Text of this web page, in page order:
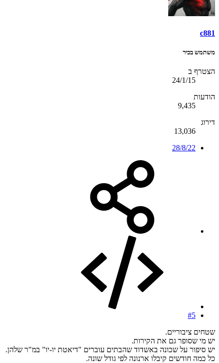
c881
משתמש בכיר
הצטרף ב
24/1/15
הודעות
9,435
דירוג
13,036
28/8/22
#5
שטחים ציבוריים.
יש מי שסופר גם את הקירות.
יש סיפור על שכונה באשדוד שהבתים עוברים "דיאטת יו-יו" במ"ר שלהן.
כל כמה חודשים קיבלו ארנונה לפי גודל שונה.